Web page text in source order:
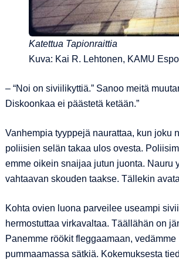
Katettua Tapionraittia
Kuva: Kai R. Lehtonen, KAMU
– “Noi on siviilikyttiä.” Sanoo meitä
Diskoonkaa ei päästetä ketään.”
Vanhempia tyyppejä naurattaa, kun joku
poliisien selän takaa ulos ovesta.
emme oikein snaijaa jutun juonta. Nauru
vahtaavan skouden taakse. Tällekin
Kohta ovien luona parveilee useampi
hermostuttaa virkavaltaa. Täällähän on
Panemme röökit fleggaamaan,
pummaamassa sätkiä. Kokemuksesta